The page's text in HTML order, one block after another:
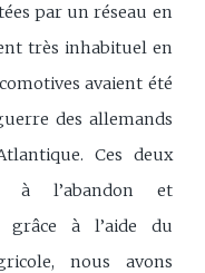
par un réseau en
très inhabituel en
avaient été
des allemands
Ces deux
à l’abandon et
grâce à l’aide du
nous avons